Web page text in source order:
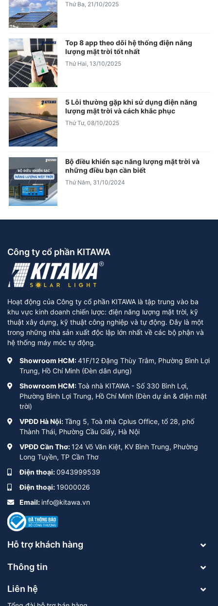
Thứ Ba, 21/10/2025
Top 8 app theo dõi hệ thống điện năng
lượng mặt trời tốt nhất
Thứ Hai, 13/10/2025
5 Lỗi thường gặp khi sử dụng điện năng
lượng mặt trời và cách khắc phục
Thứ Tư, 08/10/2025
Bộ điều khiển sạc năng lượng mặt trời và
những điều bạn cần biết
Thứ Năm, 31/10/2024
Công ty cổ phần KITAWA
Hoạt động của Công ty cổ phần KITAWA là tập trung vào ba
khu vực kinh doanh chiến lược: điện năng lượng mặt trời, kỹ
thuật xây dựng, kỹ thuật công nghiệp và tự động. Đây là một
trong những nhà sản xuất độc lập lớn nhất về các bộ phận và
hệ thống máy móc tự động.
Showroom HCM:41F/12 Đặng Thùy Trâm, Phường Bình Lợi
Trung, Hồ Chí Minh (Đèn dân dụng)
Showroom HCM:Toà nhà KITAWA - Số 330 Bình Lợi,
Phường Bình Lợi Trung, Hồ Chí Minh (Đèn dự án & điện mặt
trời)
VPĐD Hà Nội:Tầng 5, Toà nhà Cplus Office, tổ 28, phố
Thành Thái, Phường Cầu Giấy, Hà Nội
VPĐD Cần Thơ:124 Võ Văn Kiệt, KV Bình Trung, Phường
Long Tuyền, TP Cần Thơ
Điện thoại:0943999539
Điện thoại:19000026
Email: info@kitawa.vn
Hỗ trợ khách hàng
Thông tin
Liên hệ